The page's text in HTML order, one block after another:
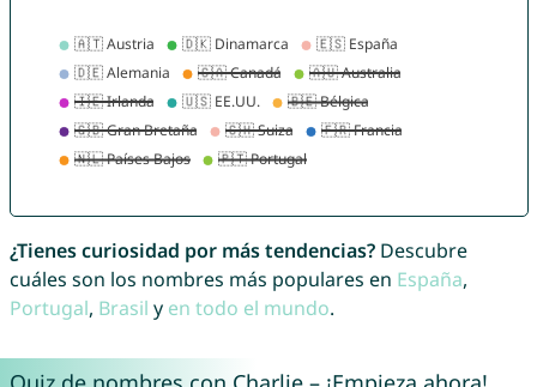
¿Tienes curiosidad por más tendencias?Descubre
cuáles son los nombres más populares en España,
Portugal, Brasil y en todo el mundo.